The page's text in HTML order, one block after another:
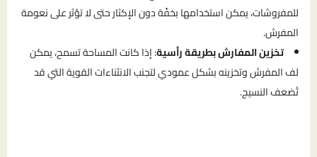
للمفروشات، يمكن استخدامها بخفّة دون الإكثار حتى لا تؤثر على نعومة
المفرش.
تخزين المفارش بطريقة رأسية: إذا كانت المساحة تسمح، يمكن
لف المفرش وتخزينه بشكل عمودي لتجنب الانثناءات القوية التي قد
تُضعف النسيج.